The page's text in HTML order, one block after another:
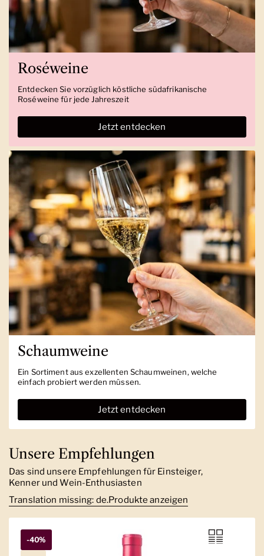
Roséweine
Entdecken Sie vorzüglich köstliche südafrikanische
Roséweine für jede Jahreszeit
Jetzt entdecken
Schaumweine
Ein Sortiment aus exzellenten Schaumweinen, welche
einfach probiert werden müssen.
Jetzt entdecken
Unsere Empfehlungen
Das sind unsere Empfehlungen für Einsteiger,
Kenner und Wein-Enthusiasten
Translation missing: de.Produkte anzeigen
-40%